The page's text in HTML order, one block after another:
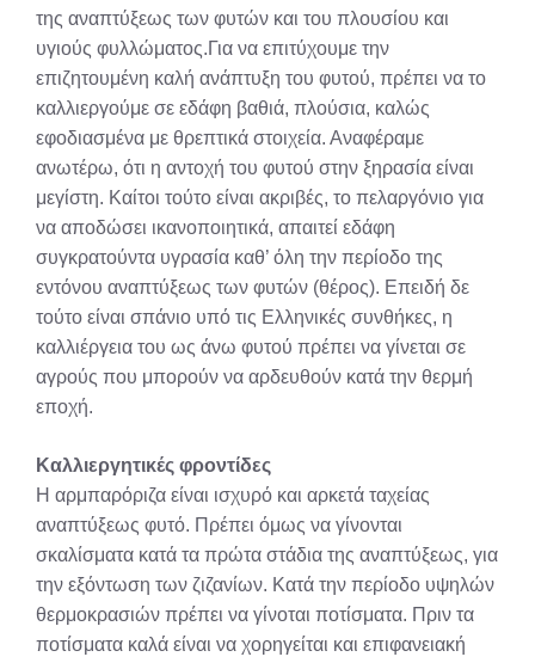
της αναπτύξεως των φυτών και του πλουσίου και
υγιούς φυλλώματος.Για να επιτύχουμε την
επιζητουμένη καλή ανάπτυξη του φυτού, πρέπει να το
καλλιεργούμε σε εδάφη βαθιά, πλούσια, καλώς
εφοδιασμένα με θρεπτικά στοιχεία. Αναφέραμε
ανωτέρω, ότι η αντοχή του φυτού στην ξηρασία είναι
μεγίστη. Καίτοι τούτο είναι ακριβές, το πελαργόνιο για
να αποδώσει ικανοποιητικά, απαιτεί εδάφη
συγκρατούντα υγρασία καθ’ όλη την περίοδο της
εντόνου αναπτύξεως των φυτών (θέρος). Επειδή δε
τούτο είναι σπάνιο υπό τις Ελληνικές συνθήκες, η
καλλιέργεια του ως άνω φυτού πρέπει να γίνεται σε
αγρούς που μπορούν να αρδευθούν κατά την θερμή
εποχή.
Καλλιεργητικές φροντίδες
Η αρμπαρόριζα είναι ισχυρό και αρκετά ταχείας
αναπτύξεως φυτό. Πρέπει όμως να γίνονται
σκαλίσματα κατά τα πρώτα στάδια της αναπτύξεως, για
την εξόντωση των ζιζανίων. Κατά την περίοδο υψηλών
θερμοκρασιών πρέπει να γίνοται ποτίσματα. Πριν τα
ποτίσματα καλά είναι να χορηγείται και επιφανειακή